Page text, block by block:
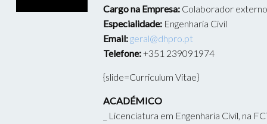
Cargo na Empresa: Colaborador externo
Especialidade: Engenharia Civil
Email:geral@dhpro.pt
Telefone:+351 239091974
{slide=Curriculum Vitae}
ACADÉMICO
_ Licenciatura em Engenharia Civil, na